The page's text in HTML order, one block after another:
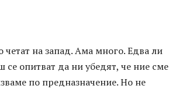
на запад. Ама много. Едва ли
опитват да ни убедят, че ние сме
по предназначение. Но не